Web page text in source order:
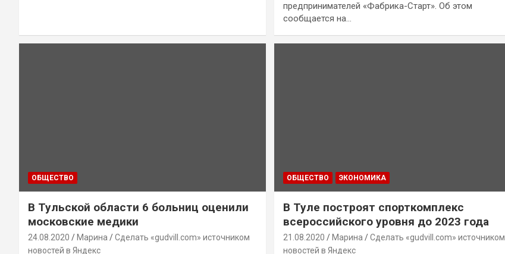
предпринимателей «Фабрика-Старт». Об этом
сообщается на…
ОБЩЕСТВО
В Тульской области 6 больниц оценили
московские медики
24.08.2020 Марина
Сделать «gudvill.com» источником
новостей в Яндекс
ОБЩЕСТВО ЭКОНОМИКА
В Туле построят спорткомплекс
всероссийского уровня до 2023 года
21.08.2020 Марина
Сделать «gudvill.com» источником
новостей в Яндекс